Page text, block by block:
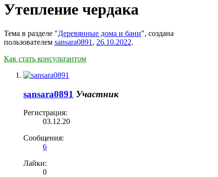
Утепление чердака
Тема в разделе "Деревянные дома и бани", создана
пользователем sansara0891 , 26.10.2022.
Как стать консультантом
sansara0891 Участник
Регистрация:
03.12.20
Сообщения:
6
Лайки:
0